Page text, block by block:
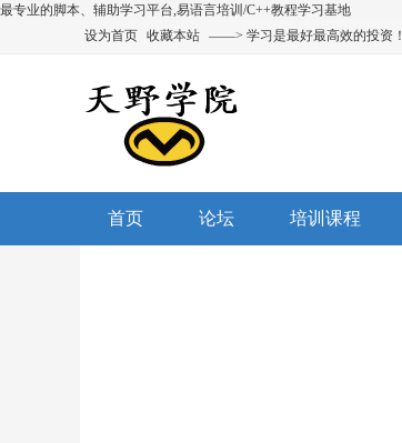
最专业的脚本、辅助学习平台,易语言培训/C++教程学习基地
设为首页 收藏本站 ——> 学习是最好最高效的投资！
首页 论坛 培训课程